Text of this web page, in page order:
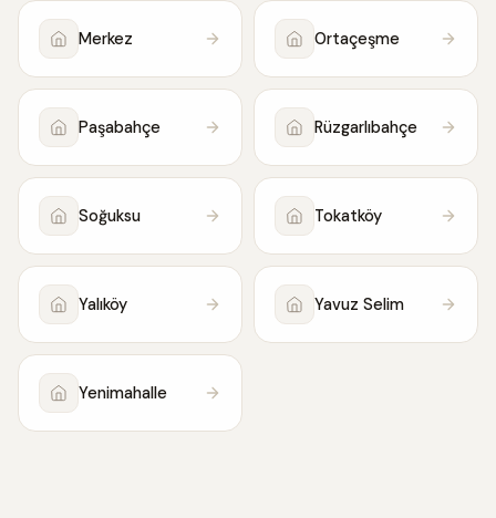
Merkez Ortaçeşme
Paşabahçe Rüzgarlıbahçe
Soğuksu Tokatköy
Yalıköy Yavuz Selim
Yenimahalle